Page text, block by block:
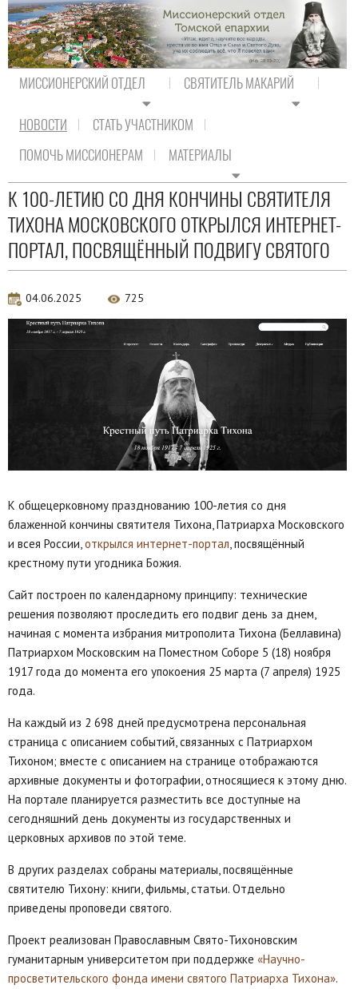
МИССИОНЕРСКИЙ ОТДЕЛ СВЯТИТЕЛЬ МАКАРИЙ
НОВОСТИ
СТАТЬ УЧАСТНИКОМ
ПОМОЧЬ МИССИОНЕРАМ
МАТЕРИАЛЫ
Новости Православия
К 100-ЛЕТИЮ СО ДНЯ КОНЧИНЫ СВЯТИТЕЛЯ
ТИХОНА МОСКОВСКОГО ОТКРЫЛСЯ ИНТЕРНЕТ-
ПОРТАЛ, ПОСВЯЩЁННЫЙ ПОДВИГУ СВЯТОГО
04.06.2025 725
К общецерковному празднованию 100-летия со дня
блаженной кончины святителя Тихона, Патриарха Московского
и всея России,открылся интернет-портал, посвящённый
крестному пути угодника Божия.
Сайт построен по календарному принципу: технические
решения позволяют проследить его подвиг день за днем,
начиная с момента избрания митрополита Тихона (Беллавина)
Патриархом Московским на Поместном Соборе 5 (18) ноября
1917 года до момента его упокоения 25 марта (7 апреля) 1925
года.
На каждый из 2 698 дней предусмотрена персональная
страница с описанием событий, связанных с Патриархом
Тихоном; вместе с описанием на странице отображаются
архивные документы и фотографии, относящиеся к этому дню.
На портале планируется разместить все доступные на
сегодняшний день документы из государственных и
церковных архивов по этой теме.
В других разделах собраны материалы, посвящённые
святителю Тихону: книги, фильмы, статьи. Отдельно
приведены проповеди святого.
Проект реализован Православным Свято-Тихоновским
гуманитарным университетом при поддержке «Научно-
просветительского фонда имени святого Патриарха Тихона».